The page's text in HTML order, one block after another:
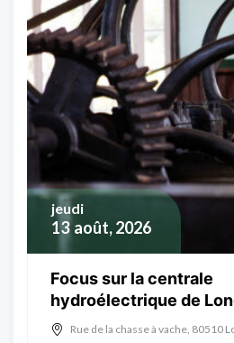
13 août, 2026
jeudi
Focus sur la centrale
hydroélectrique de
Rue de la chasse à vache, 80510